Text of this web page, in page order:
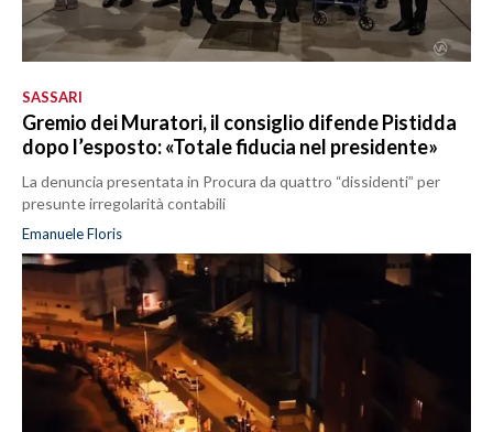
SASSARI
Gremio dei Muratori, il consiglio difende Pistidda
dopo l’esposto: «Totale fiducia nel presidente»
La denuncia presentata in Procura da quattro “dissidenti” per
presunte irregolarità contabili
Emanuele Floris